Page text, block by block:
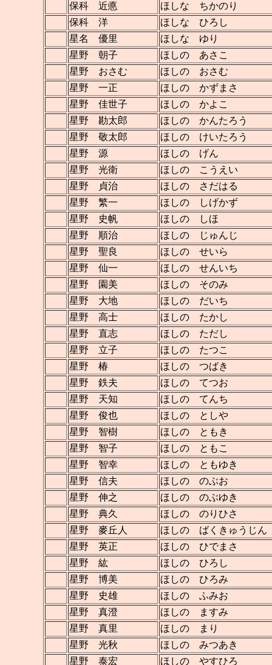
保科 近悳
ほしな ちかのり
保科 洋
ほしな ひろし
星名 優里
ほしな ゆり
星野 朝子
ほしの あさこ
星野 おさむ
ほしの おさむ
星野 一正
ほしの かずまさ
星野 佳世子
ほしの かよこ
星野 勘太郎
ほしの かんたろう
星野 敬太郎
ほしの けいたろう
星野 源
ほしの げん
星野 光衛
ほしの こうえい
星野 貞治
ほしの さだはる
星野 繁一
ほしの しげかず
星野 史帆
ほしの しほ
星野 順治
ほしの じゅんじ
星野 聖良
ほしの せいら
星野 仙一
ほしの せんいち
星野 園美
ほしの そのみ
星野 大地
ほしの だいち
星野 高士
ほしの たかし
星野 直志
ほしの ただし
星野 立子
ほしの たつこ
星野 椿
ほしの つばき
星野 鉄夫
ほしの てつお
星野 天知
ほしの てんち
星野 俊也
ほしの としや
星野 智樹
ほしの ともき
星野 智子
ほしの ともこ
星野 智幸
ほしの ともゆき
星野 信夫
ほしの のぶお
星野 伸之
ほしの のぶゆき
星野 典久
ほしの のりひさ
星野 麥丘人
ほしの ばくきゅうじん
星野 英正
ほしの ひでまさ
星野 紘
ほしの ひろし
星野 博美
ほしの ひろみ
星野 史雄
ほしの ふみお
星野 真澄
ほしの ますみ
星野 真里
ほしの まり
星野 光秋
ほしの みつあき
星野 泰宏
ほしの やすひろ